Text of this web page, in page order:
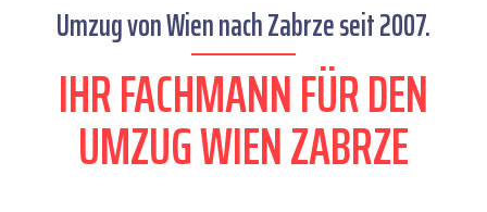
Umzug von Wien nach Zabrze seit 2007.
IHR FACHMANN FÜR DEN
UMZUG WIEN ZABRZE